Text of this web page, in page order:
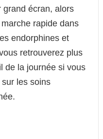
grand écran, alors
rapide dans
endorphines et
retrouverez plus
de la journée si vous
les soins